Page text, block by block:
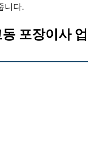
니다.
포장이사 업